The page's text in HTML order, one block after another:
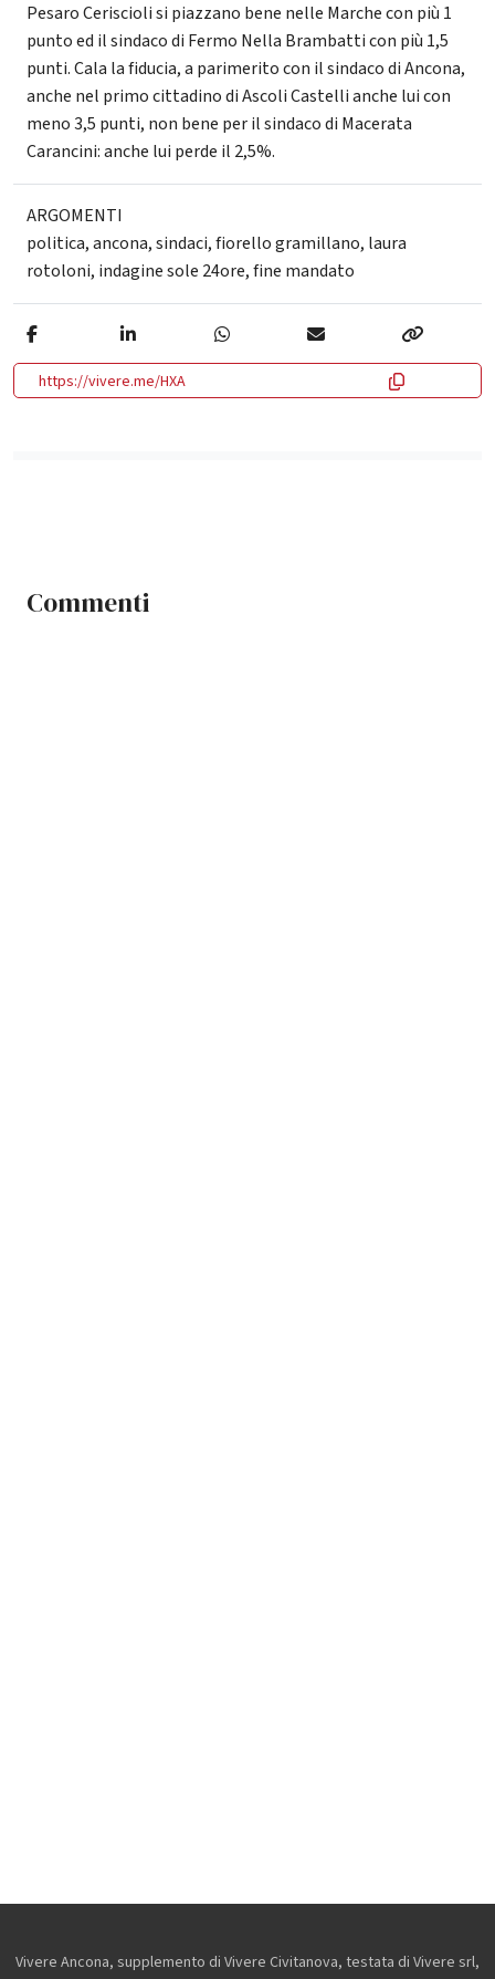
Pesaro Ceriscioli si piazzano bene nelle Marche con più 1
punto ed il sindaco di Fermo Nella Brambatti con più 1,5
punti. Cala la fiducia, a parimerito con il sindaco di Ancona,
anche nel primo cittadino di Ascoli Castelli anche lui con
meno 3,5 punti, non bene per il sindaco di Macerata
Carancini: anche lui perde il 2,5%.
ARGOMENTI
politica,ancona,sindaci,fiorello gramillano, laura
rotoloni, indagine sole 24ore,fine mandato
https://vivere.me/HXA
Commenti
Vivere Ancona, supplemento di Vivere Civitanova, testata di Vivere srl,